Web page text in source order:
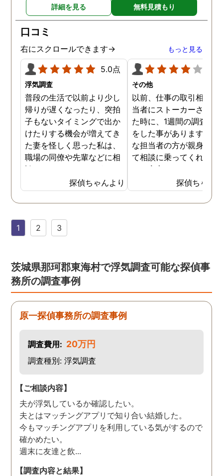
詳細を見る 無料見積もり
口コミ
右にスクロールできます→ もっと見る
5.0点
浮気調査
普段の生活で以前より少し
帰りが遅くなったり、突拍
子もないタイミングで出か
けたりする機会が増えてき
た妻を怪しく思った私は、
職場の同僚や先輩などに相
談していました。 そういっ
た相談の回答の一つに調査
を依頼することを勧めら
れ、私は一度相談してみま
に見積もりをもらったとこ
ちで依頼してみました。 結
果から言うと黒たったので
複雑ですが感謝していま
す。
探偵ちゃんより
その他
以前、仕事の取引相手の
当者にストーカーされて
た時に、1週間の調査依頼
をした事があります。親
な担当者の方が親身にな
て相談に乗ってくれたた
め、安心しました。同じ
うな被害に遭う可能性も
慮し、引越しましたので
もう大丈夫かと思います
探偵ちゃん
1 2 3
茨城県那珂郡東海村で浮気調査可能な探偵事
務所の調査事例
原一探偵事務所の調査事例
調査費用: 20万円
調査種別: 浮気調査
【ご相談内容】
夫が浮気しているか確認したい。
夫とはマッチングアプリで知り合い結婚した。
今もマッチングアプリを利用している気がするので
確かめたい。
週末に友達と飲...
【調査内容と結果】